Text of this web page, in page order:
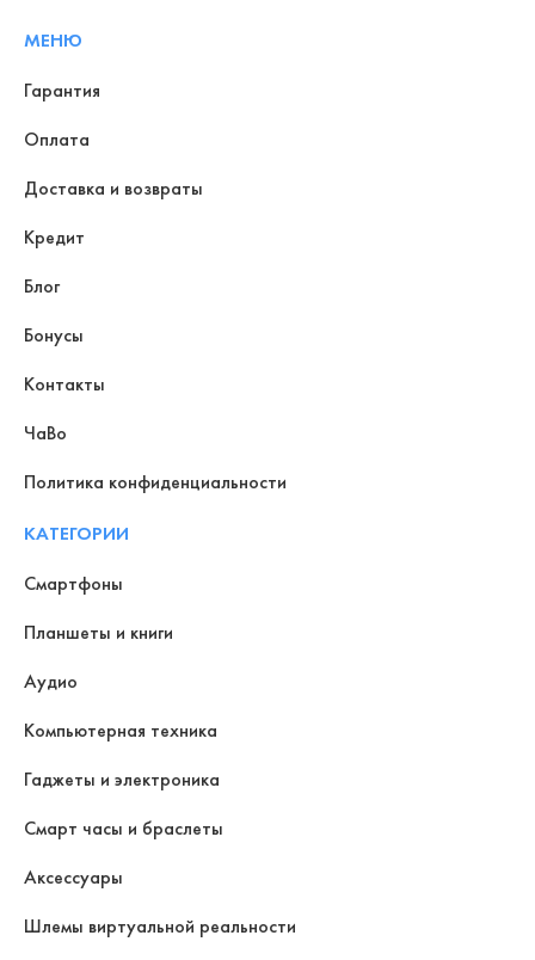
МЕНЮ
Гарантия
Оплата
Доставка и возвраты
Кредит
Блог
Бонусы
Контакты
ЧаВо
Политика конфиденциальности
КАТЕГОРИИ
Смартфоны
Планшеты и книги
Аудио
Компьютерная техника
Гаджеты и электроника
Смарт часы и браслеты
Аксессуары
Шлемы виртуальной реальности